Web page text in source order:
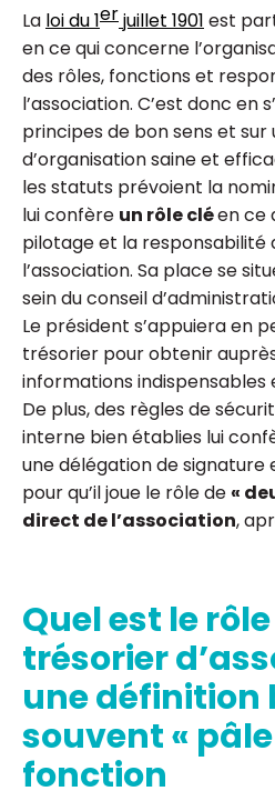
La loi du 1erjuillet 1901 est
en ce qui concerne
des rôles, fonctions et
l’association. C’est donc en
principes de bon sens et sur
d’organisation saine et
les statuts prévoient la
lui confère un rôle cléen ce
pilotage et la responsabilité
l’association. Sa place se
sein du conseil
Le président s’appuiera en
trésorier pour obtenir
informations indispensables
De plus, des règles de
interne bien établies lui
une délégation de signature
pour qu’il joue le rôle de «
direct de l’association,
Quel est le
trésorier
une définition
souvent « pâle
fonction